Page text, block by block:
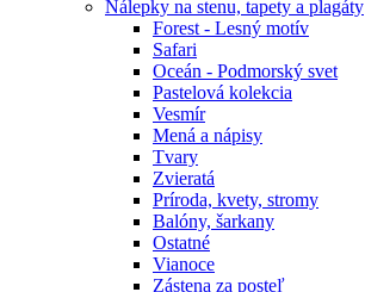
Nálepky na stenu, tapety a plagáty
Forest - Lesný motív
Safari
Oceán - Podmorský svet
Pastelová kolekcia
Vesmír
Mená a nápisy
Tvary
Zvieratá
Príroda, kvety, stromy
Balóny, šarkany
Ostatné
Vianoce
Zástena za posteľ